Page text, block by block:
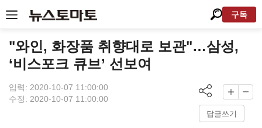
구독
"와인, 화장품 취향대로 보관"…삼성,
‘비스포크 큐브’ 선보여
입력: 2020-10-07 11:00:00
수정: 2020-10-07 11:00:00
답글쓰기